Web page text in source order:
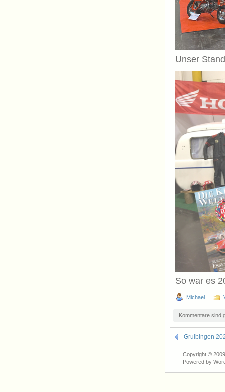
Unser
So war es
Michael
Kommentare sind
Gruibingen
Copyright ©
Powered by